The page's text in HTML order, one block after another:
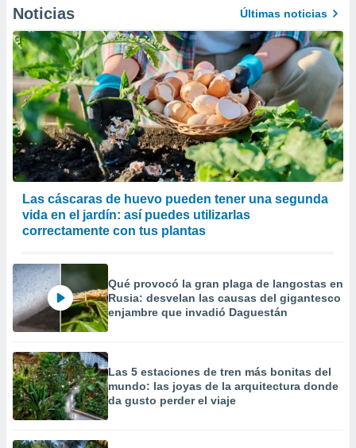
momento
en
en
de
un
perfiles
utilizar
crear un
la
Noticias Últimas noticias
Las cáscaras de huevo pueden tener una segunda
vida en el jardín: así puedes utilizarlas
correctamente con tus plantas
Qué provocó la gran plaga de langostas en
Rusia: desvelan las causas del gigantesco
enjambre que invadió Daguestán
Las 5 estaciones de tren más bonitas del
mundo: las joyas de la arquitectura donde
da gusto perder el viaje